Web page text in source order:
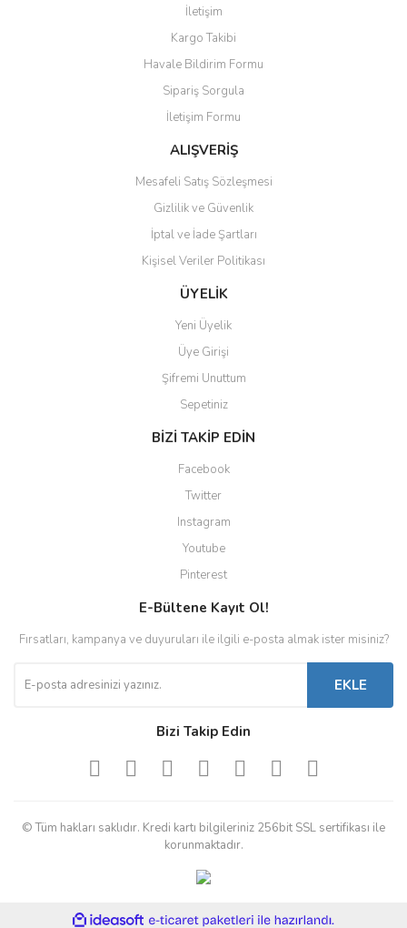
Ürün resmi kalitesiz, bozuk veya görüntülenemiyor.
Ürün açıklamasında eksik bilgiler bulunuyor.
Ürün bilgilerinde hatalar bulunuyor.
Ürün fiyatı diğer sitelerden daha pahalı.
Bu ürüne benzer farklı alternatifler olmalı.
Gönder
İletişim
Kargo Takibi
Havale Bildirim Formu
Sipariş Sorgula
İletişim Formu
ALIŞVERİŞ
Mesafeli Satış Sözleşmesi
Gizlilik ve Güvenlik
İptal ve İade Şartları
Kişisel Veriler Politikası
ÜYELİK
Yeni Üyelik
Üye Girişi
Şifremi Unuttum
Sepetiniz
BİZİ TAKİP EDİN
Facebook
Twitter
Instagram
Youtube
Pinterest
E-Bültene Kayıt Ol!
Fırsatları, kampanya ve duyuruları ile ilgili e-posta almak ister misiniz?
EKLE
Bizi Takip Edin
© Tüm hakları saklıdır. Kredi kartı bilgileriniz 256bit SSL sertifikası ile
korunmaktadır.
ideasoft e-